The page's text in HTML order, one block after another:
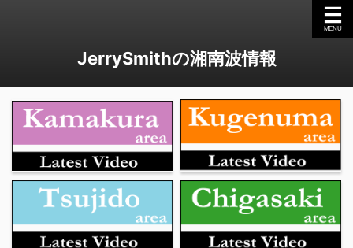
JerrySmithの湘南波情報